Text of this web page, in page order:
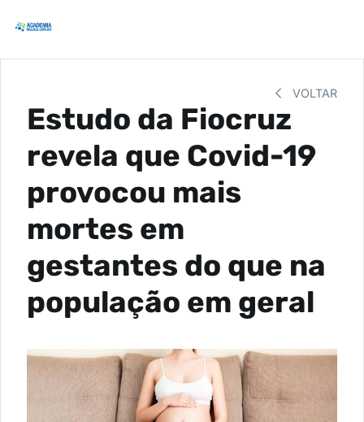
VOLTAR
Estudo da Fiocruz
revela que Covid-19
provocou mais
mortes em
gestantes do que na
população em geral